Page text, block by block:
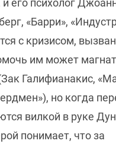
«Барри»,
с кризисом,
им может
Галифианакис,
но когда
вилкой в руке
понимает, что за